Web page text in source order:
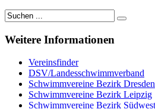
Weitere Informationen
Vereinsfinder
DSV/Landesschwimmverband
Schwimmvereine Bezirk Dresden
Schwimmvereine Bezirk Leipzig
Schwimmvereine Bezirk